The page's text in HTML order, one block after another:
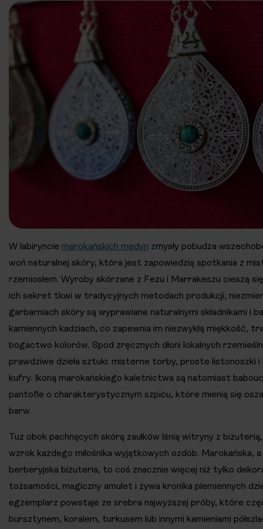
W labiryncie marokańskich medyn zmysły pobudza
woń naturalnej skóry, która jest zapowiedzią spotkania z
rzemiosłem. Wyroby skórzane z Fezu i Marrakeszu cieszą
ich sekret tkwi w tradycyjnych metodach produkcji,
garbarniach skóry są wyprawiane naturalnymi składnikami i
kamiennych kadziach, co zapewnia im niezwykłą miękkość,
bogactwo kolorów. Spod zręcznych dłoni lokalnych
prawdziwe dzieła sztuki: misterne torby, proste listonoszki
kufry. Ikoną marokańskiego kaletnictwa są natomiast
pantofle o charakterystycznym szpicu, które mienią się
barw.
Tuż obok pachnących skórą zaułków lśnią witryny z
wzrok każdego miłośnika wyjątkowych ozdób. Marokańska, a
berberyjska biżuteria, to coś znacznie więcej niż tylko
tożsamości, magiczny amulet i żywa kronika plemiennych
egzemplarz powstaje ze srebra najwyższej próby, które
bursztynem, koralem, turkusem lub innymi kamieniami